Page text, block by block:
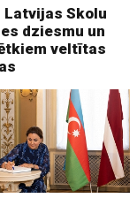
Latvijas Skolu
dziesmu un
veltītas